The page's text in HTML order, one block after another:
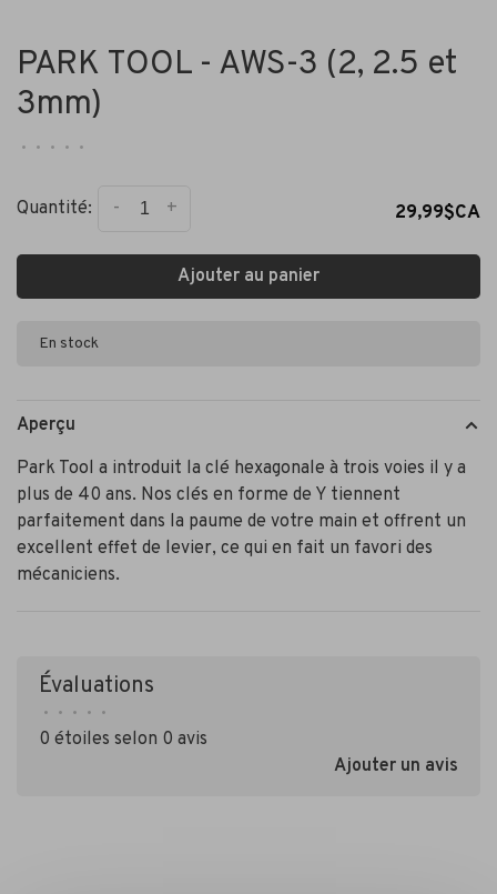
PARK TOOL - AWS-3 (2, 2.5 et
3mm)
• • • • •
Quantité: +
- 29,99$CA
Ajouter au panier
En stock
Aperçu
Park Tool a introduit la clé hexagonale à trois voies il y a
plus de 40 ans. Nos clés en forme de Y tiennent
parfaitement dans la paume de votre main et offrent un
excellent effet de levier, ce qui en fait un favori des
mécaniciens.
Évaluations
• • • • •
0 étoiles selon 0 avis
Ajouter un avis